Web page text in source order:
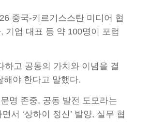
중국-키르기스스탄 미디어 협
기업 대표 등 약 100명이 포럼
고 공동의 가치와 이념을 결
해야 한다고 말했다.
명 존중, 공동 발전 도모라는
서 ‘상하이 정신’ 발양, 실무 협